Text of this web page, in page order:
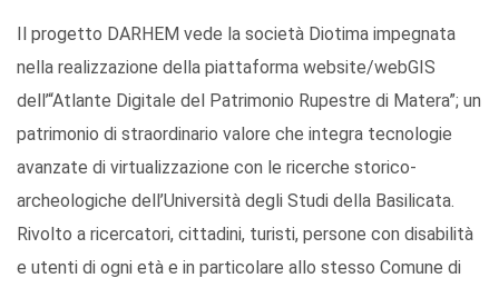
Il progetto DARHEM vede la società Diotima impegnata
nella realizzazione della piattaforma website/webGIS
dell’“Atlante Digitale del Patrimonio Rupestre di Matera”; un
patrimonio di straordinario valore che integra tecnologie
avanzate di virtualizzazione con le ricerche storico-
archeologiche dell’Università degli Studi della Basilicata.
Rivolto a ricercatori, cittadini, turisti, persone con disabilità
e utenti di ogni età e in particolare allo stesso Comune di